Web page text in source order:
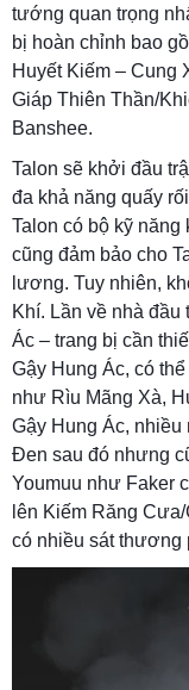
tướng quan trọng
bị hoàn chỉnh bao
Huyết Kiếm – Cung
Giáp Thiên Thần/
Banshee.
Talon sẽ khởi đầu
đa khả năng quấy
Talon có bộ kỹ
cũng đảm bảo cho
lương. Tuy nhiên,
Khí. Lần về nhà
Ác – trang bị cần
Gậy Hung Ác, có
như Rìu Mãng Xà,
Gậy Hung Ác,
Đen sau đó nhưng
Youmuu như Faker
lên Kiếm Răng
có nhiều sát thương